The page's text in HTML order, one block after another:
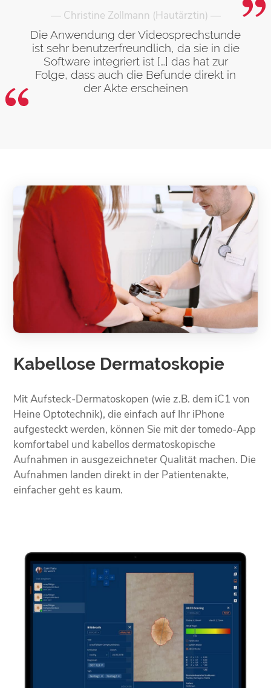
— Christine Zollmann (Hautärztin) —
Die Anwendung der Videosprechstunde
ist sehr benutzerfreundlich, da sie in die
Software integriert ist […] das hat zur
Folge, dass auch die Befunde direkt in
der Akte erscheinen
Kabellose Dermatoskopie
Mit Aufsteck-Dermatoskopen (wie z.B. dem iC1 von
Heine Optotechnik), die einfach auf Ihr iPhone
aufgesteckt werden, können Sie mit der tomedo-App
komfortabel und kabellos dermatoskopische
Aufnahmen in ausgezeichneter Qualität machen. Die
Aufnahmen landen direkt in der Patientenakte,
einfacher geht es kaum.